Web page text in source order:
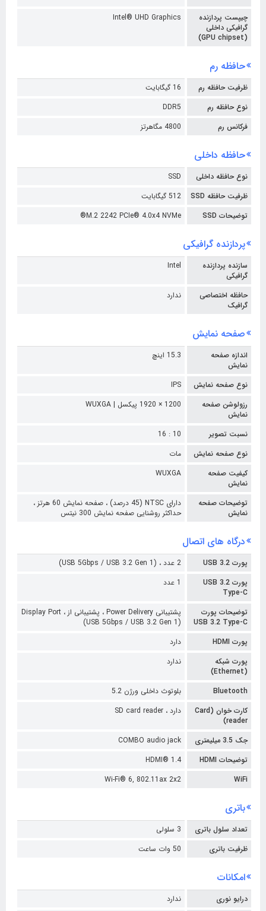
چیپست پردازنده
گرافیکی داخلی
(GPU chipset)
Intel® UHD Graphics
حافظه رم
ظرفیت حافظه رم
16 گیگابایت
نوع حافظه رم
DDR5
فرکانس رم
4800 مگاهرتز
حافظه داخلی
نوع حافظه داخلی
SSD
ظرفیت حافظه SSD
512 گیگابایت
توضیحات SSD
M.2 2242 PCIe® 4.0x4 NVMe®
پردازنده گرافیکی
سازنده پردازنده
گرافیکی
Intel
حافظه اختصاصی
گرافیک
ندارد
صفحه نمایش
اندازه صفحه
نمایش
15.3 اینچ
نوع صفحه نمایش
IPS
رزولوشن صفحه
نمایش
1200 × 1920 پیکسل | WUXGA
نسبت تصویر
10 : 16
نوع صفحه نمایش
مات
کیفیت صفحه
نمایش
WUXGA
توضیحات صفحه
نمایش
دارای NTSC (45 درصد) ،
صفحه نمایش 60 هرتز ،
حداکثر روشنایی صفحه نمایش 300 نیتس
درگاه های اتصال
پورت USB 3.2 2 عدد ،
(USB 5Gbps / USB 3.2 Gen 1)
پورت USB 3.2
Type-C
1 عدد
توضیحات پورت
USB 3.2 Type-C
پشتیبانی Power Delivery ،
پشتیبانی از Display Port ،
(USB 5Gbps / USB 3.2 Gen 1)
پورت HDMI
دارد
پورت شبکه
(Ethernet)
ندارد
Bluetooth
بلوتوث داخلی ورژن 5.2
کارت خوان (Card
reader)
دارد ، SD card reader
جک 3.5 میلیمتری
COMBO audio jack
توضیحات HDMI
HDMI® 1.4
WiFi
Wi-Fi® 6, 802.11ax 2x2
باتری
تعداد سلول باتری
3 سلولی
ظرفیت باتری
50 وات ساعت
امکانات
درایو نوری
ندارد